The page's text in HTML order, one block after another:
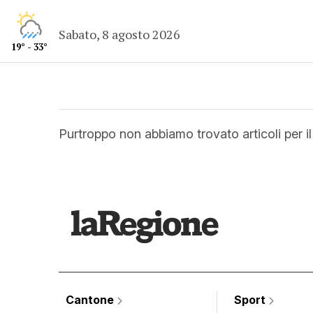
19° - 33°
Sabato, 8 agosto 2026
Purtroppo non abbiamo trovato articoli per
Cantone
Sport